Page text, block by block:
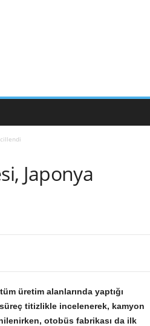
Japonya
üretim alanlarında yaptığı
titizlikle incelenerek, kamyon
otobüs fabrikası da ilk